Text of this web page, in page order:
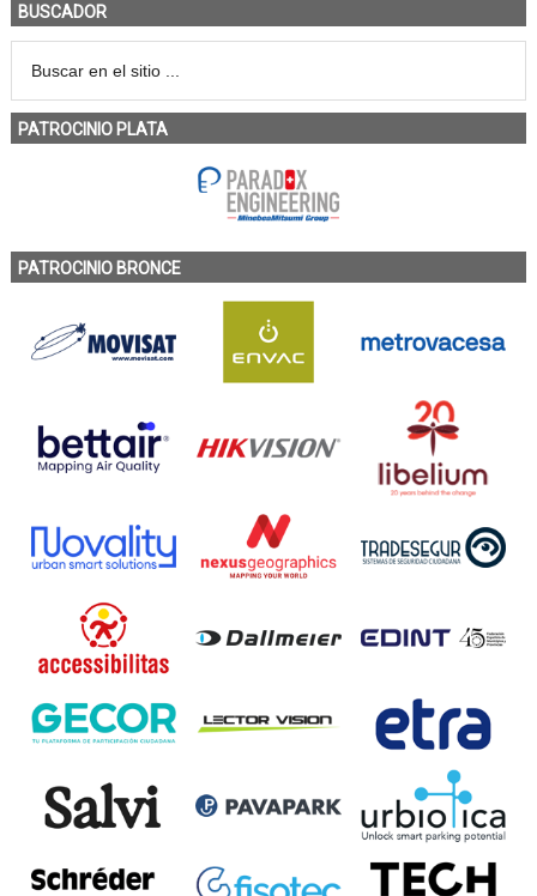
BUSCADOR
PATROCINIO PLATA
PATROCINIO BRONCE